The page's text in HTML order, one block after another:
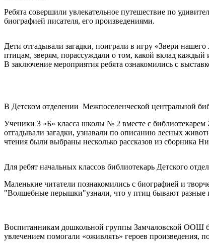
Ребята совершили увлекательное путешествие по
биографией писателя, его произведениями.
Дети отгадывали загадки, поиграли в игру «Звери
птицам, зверям, порассуждали о том, какой вклад
В заключение мероприятия ребята ознакомились с
В Детском отделении Межпоселенческой центральной
Ученики 3 «Б» класса школы № 2 вместе с библиотекарем
отгадывали загадки, узнавали по описанию лесных
чтения были выбраны несколько рассказов из сборника
Для ребят начальных классов библиотекарь Детского
Маленькие читатели познакомились с биографией и
"Волшебные перышки"узнали, что у птиц бывают разные
Воспитанникам дошкольной группы Замчаловской ООШ
увлечением помогали «оживлять» героев произведения,